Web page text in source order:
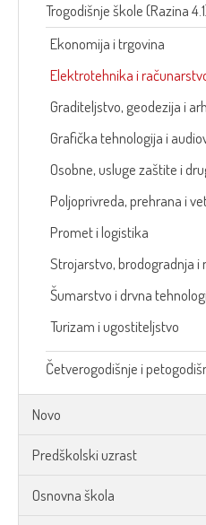
Trogodišnje škole (Razina
Ekonomija i trgovina
Elektrotehnika i
Graditeljstvo, geodezija i
Grafička tehnologija i
Osobne, usluge zaštite i
Poljoprivreda, prehrana i
Promet i logistika
Strojarstvo, brodogradnja i
Šumarstvo i drvna
Turizam i ugostiteljstvo
Četverogodišnje i
Novo
Predškolski uzrast
Osnovna škola